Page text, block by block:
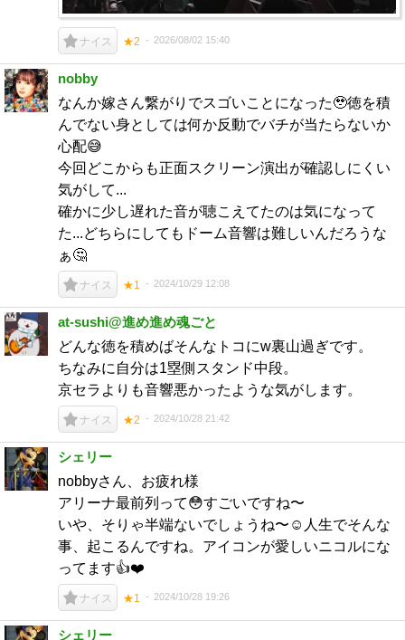
ナイス ★2 2026/08/02 15:40
nobby
なんか嫁さん繋がりでスゴいことになった🥹徳を積
んでない身としては何か反動でバチが当たらないか
心配😅
今回どこからも正面スクリーン演出が確認しにくい
気がして...
確かに少し遅れた音が聴こえてたのは気になって
た...どちらにしてもドーム音響は難しいんだろうな
ぁ🤔
ナイス ★1 2024/10/29 12:08
at-sushi@進め進め魂ごと
どんな徳を積めばそんなトコにw裏山過ぎです。
ちなみに自分は1塁側スタンド中段。
京セラよりも音響悪かったような気がします。
ナイス ★2 2024/10/28 21:42
シェリー
nobbyさん、お疲れ様
アリーナ最前列って😳すごいですね〜
いや、そりゃ半端ないでしょうね〜☺️人生でそんな
事、起こるんですね。アイコンが愛しいニコルにな
ってます👍❤️
ナイス ★1 2024/10/28 19:26
シェリー